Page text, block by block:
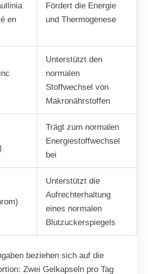
en
Fördert die Energie
und Thermogenese
Unterstützt den
normalen
Stoffwechsel von
Makronährstoffen
Trägt zum normalen
Energiestoffwechsel
bei
Unterstützt die
Aufrechterhaltung
eines normalen
Blutzuckerspiegels
beziehen sich auf die
Zwei Gelkapseln pro Tag